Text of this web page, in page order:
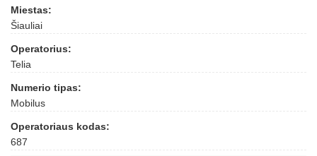
Miestas:
Šiauliai
Operatorius:
Telia
Numerio tipas:
Mobilus
Operatoriaus kodas:
687